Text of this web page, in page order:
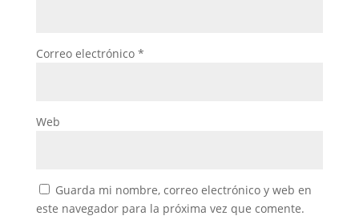
Correo electrónico *
Web
Guarda mi nombre, correo electrónico y web en
este navegador para la próxima vez que comente.